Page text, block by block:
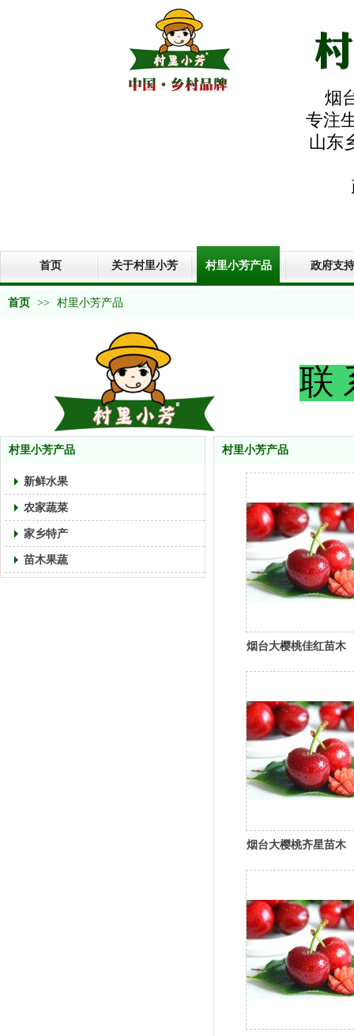
烟
专注
山东
首页 关于村里小芳 村里小芳产品 政府支持
首页 >> 村里小芳产品
联
村里小芳产品
新鲜水果
农家蔬菜
家乡特产
苗木果蔬
村里小芳产品
烟台大樱桃佳红苗木
烟台大樱桃齐星苗木